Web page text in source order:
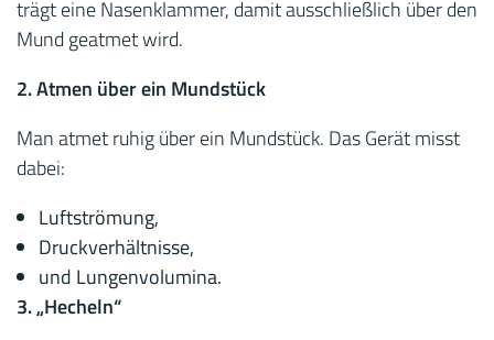
trägt eine Nasenklammer, damit ausschließlich über den
Mund geatmet wird.
2. Atmen über ein Mundstück
Man atmet ruhig über ein Mundstück. Das Gerät misst
dabei:
Luftströmung,
Druckverhältnisse,
und Lungenvolumina.
3. „Hecheln“